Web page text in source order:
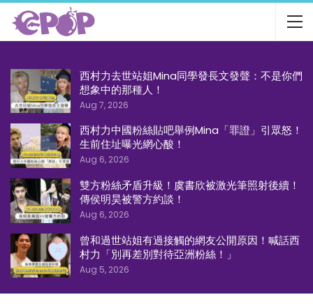
西村力去世站姐Mina同學發長文發聲：不是你們
想象中的那種人！
Aug 7, 2026
西村力中國粉絲貼吧舉例Mina「罪證」引眾怒！
生前住址曝光網心酸！
Aug 6, 2026
雙方粉絲矛盾升級！虞書欣被激光筆照射後續！
傳侯明昊被警方約談！
Aug 6, 2026
曾和過世站姐有過接觸的網友公開原因！喊話西
村力「別再差別對待亞洲粉絲！」
Aug 5, 2026